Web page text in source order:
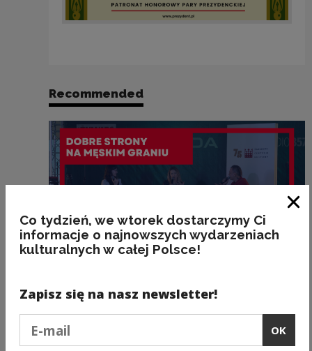
Recommended
News
Dobre Strony na Męskim Graniu
w Krakowie. Przed nami przedostatni
Co tydzień, we wtorek dostarczymy Ci
informacje o najnowszych wydarzeniach
kulturalnych w całej Polsce!
Zapisz się na nasz newsletter!
OK